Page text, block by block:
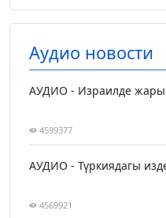
Аудио новости
АУДИО - Израилде
4599377
АУДИО - Түркиядагы
4569921